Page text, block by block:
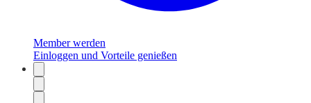
Member werden
Einloggen und Vorteile genießen